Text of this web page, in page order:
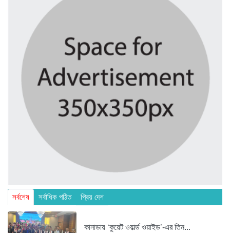
সর্বশেষ সর্বাধিক পঠিত প্রিয় দেশ
কানাডায় ‘কুয়েট ওয়ার্ল্ড ওয়াইড’-এর তিন...